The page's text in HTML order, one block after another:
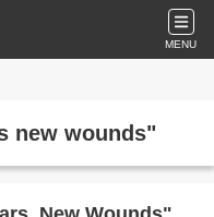
MENU
new wounds"